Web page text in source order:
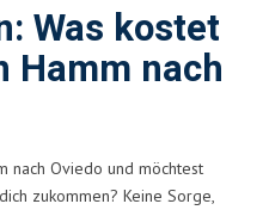
Was kostet
Hamm nach
nach Oviedo und möchtest
zukommen? Keine Sorge,